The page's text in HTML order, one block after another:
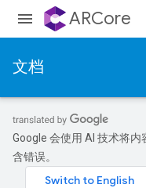
ARCore
文档
Google 会使用 AI 技术将
含错误。